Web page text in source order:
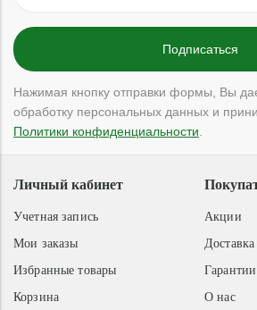
Нажимая кнопку отправки формы, Вы
обработку персональных данных и
Политики конфиденциальности
Акции
Гарантии
О нас
Личный кабинет
Учетная запись
Мои заказы
Избранные товары
Корзина